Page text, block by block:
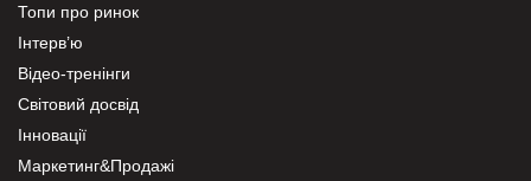
Топи про ринок
Інтерв’ю
Відео-тренінги
Світовий досвід
Інновації
Маркетинг&Продажі